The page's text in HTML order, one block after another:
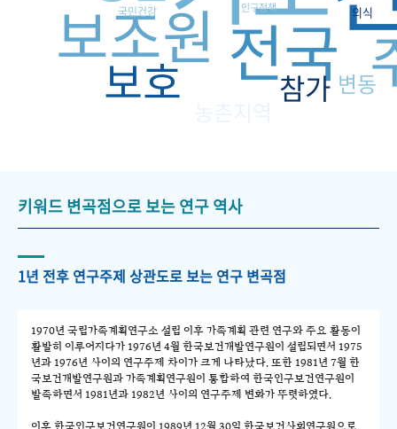
전국
보조원
보호 참가 변동
의식
국민건강 인구정책
키워드 변곡점으로 보는 연구 역사
1년 전후 연구주제 상관도로 보는 연구 변곡점
1970년 국립가족계획연구소 설립 이후 가족계획 관련 연구와 주요 활동이
활발히 이루어지다가 1976년 4월 한국보건개발연구원이 설립되면서 1975
년과 1976년 사이의 연구주제 차이가 크게 나타났다. 또한 1981년 7월 한
국보건개발연구원과 가족계획연구원이 통합하여 한국인구보건연구원이
발족하면서 1981년과 1982년 사이의 연구주제 변화가 뚜렷하였다.